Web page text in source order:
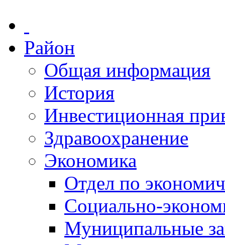
Район
Общая информация
История
Инвестиционная
Здравоохранение
Экономика
Отдел по
Социально-
Муниципальные